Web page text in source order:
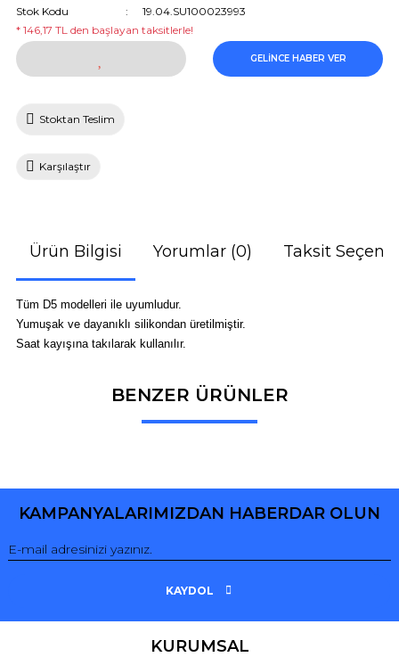
Stok Kodu
19.04.SU100023993
* 146,17 TL den başlayan taksitlerle!
GELİNCE HABER VER
Stoktan Teslim
Karşılaştır
Ürün Bilgisi Yorumlar (0) Taksit
Tüm D5 modelleri ile uyumludur.
Yumuşak ve dayanıklı silikondan üretilmiştir.
Saat kayışına takılarak kullanılır.
BENZER ÜRÜNLER
KAMPANYALARIMIZDAN HABERDAR OLUN
KAYDOL
KURUMSAL